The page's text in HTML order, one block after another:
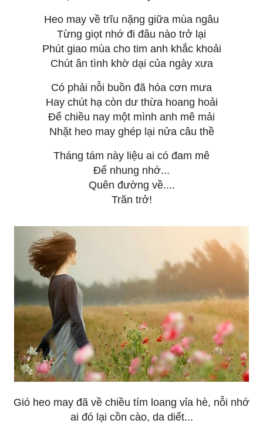
Heo may về trĩu nặng giữa mùa ngâu
Từng giọt nhớ đi đâu nào trở lại
Phút giao mùa cho tim anh khắc khoải
Chút ân tình khờ dại của ngày xưa
Có phải nỗi buồn đã hóa cơn mưa
Hay chút hạ còn dư thừa hoang hoải
Để chiều nay một mình anh mê mải
Nhặt heo may ghép lại nửa câu thề
Tháng tám này liệu ai có đam mê
Để nhung nhớ...
Quên đường về....
Trăn trở!
Gió heo may đã về chiều tím loang vỉa hè, nỗi nhớ
ai đó lại cồn cào, da diết...